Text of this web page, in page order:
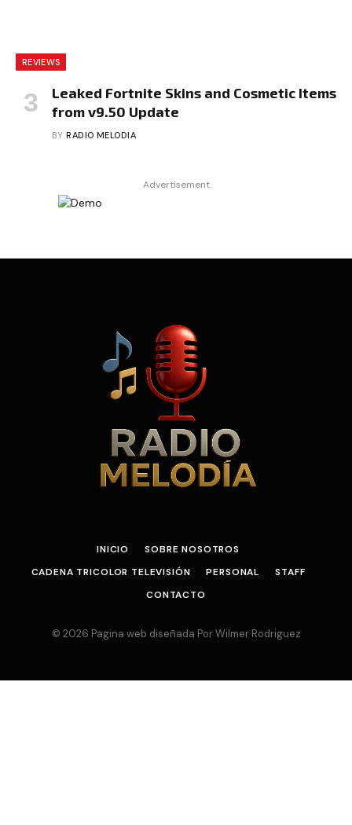
REVIEWS
Leaked Fortnite Skins and Cosmetic Items
from v9.50 Update
BY RADIO MELODIA
Advertisement
INICIO
SOBRE NOSOTROS
CADENA TRICOLOR TELEVISIÓN
PERSONAL
STAFF
CONTACTO
© 2026 Pagina web diseñada Por Wilmer Rodriguez